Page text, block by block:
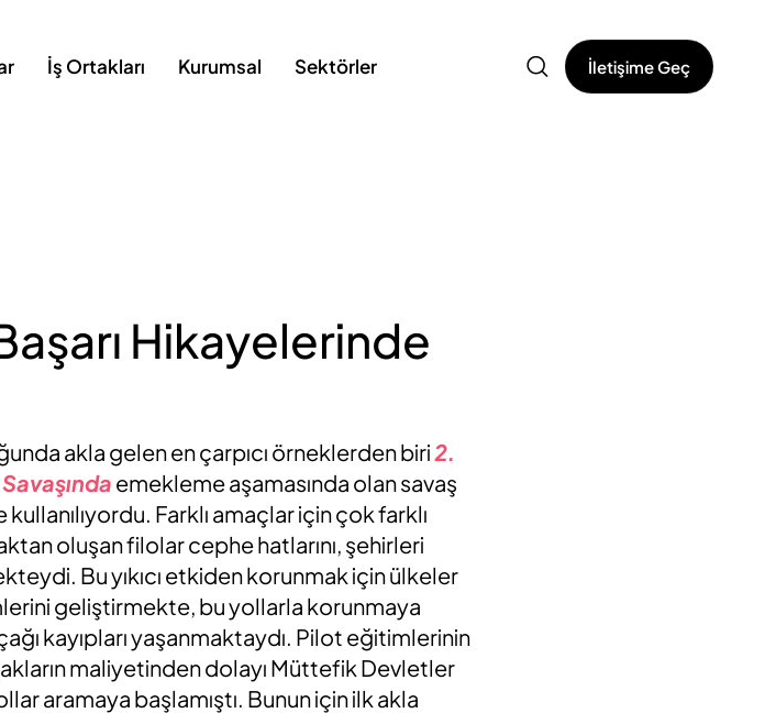
İş Ortakları Kurumsal Sektörler İletişime Geç
Hikayelerinde
akla gelen en çarpıcı örneklerden biri 2.
emekleme aşamasında olan savaş
Farklı amaçlar için çok farklı
oluşan filolar cephe hatlarını, şehirleri
Bu yıkıcı etkiden korunmak için ülkeler
geliştirmekte, bu yollarla korunmaya
kayıpları yaşanmaktaydı. Pilot eğitimlerinin
maliyetinden dolayı Müttefik Devletler
aramaya başlamıştı. Bunun için ilk akla